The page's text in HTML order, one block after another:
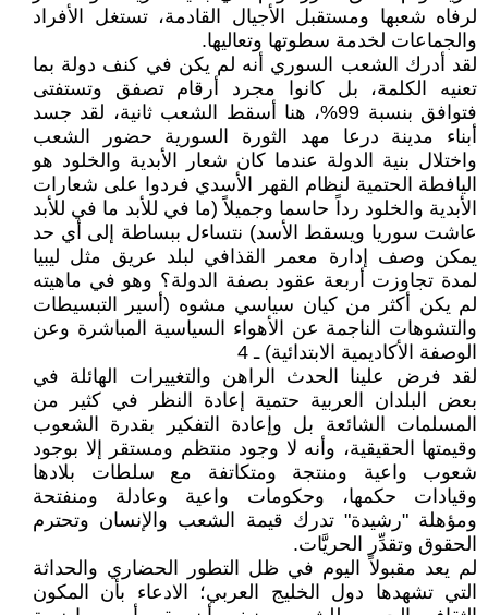
لرفاه شعبها ومستقبل الأجيال القادمة، تستغل الأفراد
والجماعات لخدمة سطوتها وتعاليها.
لقد أدرك الشعب السوري أنه لم يكن في كنف دولة بما
تعنيه الكلمة، بل كانوا مجرد أرقام تصفق وتستفتى
فتوافق بنسبة 99%، هنا أسقط الشعب ثانية، لقد جسد
أبناء مدينة درعا مهد الثورة السورية حضور الشعب
واختلال بنية الدولة عندما كان شعار الأبدية والخلود هو
اليافطة الحتمية لنظام القهر الأسدي فردوا على شعارات
الأبدية والخلود رداً حاسما وجميلاً (ما في للأبد ما في للأبد
عاشت سوريا ويسقط الأسد) نتساءل ببساطة إلى أي حد
يمكن وصف إدارة معمر القذافي لبلد عريق مثل ليبيا
لمدة تجاوزت أربعة عقود بصفة الدولة؟ وهو في ماهيته
لم يكن أكثر من كيان سياسي مشوه (أسير التبسيطات
والتشوهات الناجمة عن الأهواء السياسية المباشرة وعن
الوصفة الأكاديمية الابتدائية) ـ 4
لقد فرض علينا الحدث الراهن والتغييرات الهائلة في
بعض البلدان العربية حتمية إعادة النظر في كثير من
المسلمات الشائعة بل وإعادة التفكير بقدرة الشعوب
وقيمتها الحقيقية، وأنه لا وجود منتظم ومستقر إلا بوجود
شعوب واعية ومنتجة ومتكاتفة مع سلطات بلادها
وقيادات حكمها، وحكومات واعية وعادلة ومنفتحة
ومؤهلة "رشيدة" تدرك قيمة الشعب والإنسان وتحترم
الحقوق وتقدِّر الحريَّات.
لم يعد مقبولاً اليوم في ظل التطور الحضاري والحداثة
التي تشهدها دول الخليج العربي؛ الادعاء بأن المكون